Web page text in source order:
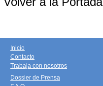
Inicio
Contacto
Trabaja con nosotros
Dossier de Prensa